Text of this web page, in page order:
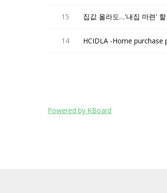
15 집값 올라도…'내집 마련'
14 HCIDLA -Home purchase
Powered by KBoard